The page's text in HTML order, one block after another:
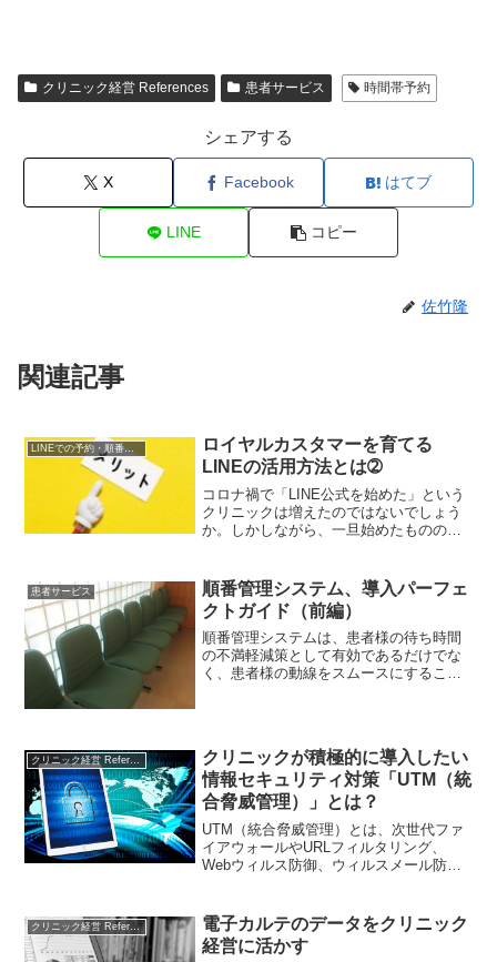
クリニック経営 References 患者サービス 時間帯予約
シェアする
X Facebook はてブ
LINE コピー
佐竹隆
関連記事
LINEでの予約・順番受付
ロイヤルカスタマーを育てる
LINEの活用方法とは➁
コロナ禍で「LINE公式を始めた」という
クリニックは増えたのではないでしょう
か。しかしながら、一旦始めたものの思
ためには、「登録者を集めてどのように
利用するか」とい...
患者サービス
順番管理システム、導入パーフェ
クトガイド（前編）
順番管理システムは、患者様の待ち時間
の不満軽減策として有効であるだけでな
く、患者様の動線をスムースにすること
例に、順番管理システムによくある便利
な機能や、上手な運用法を解説いたしま
す。
クリニック経営 References
クリニックが積極的に導入したい
情報セキュリティ対策「UTM（統
合脅威管理）」とは？
UTM（統合脅威管理）とは、次世代ファ
イアウォールやURLフィルタリング、
Webウィルス防御、ウィルスメール防御
されているインターネットセキュリティ
ツールです。UTMを導入することのメリ
ットは、自院内の端末の感染リスクが下
クリニック経営 References
電子カルテのデータをクリニック
経営に活かす